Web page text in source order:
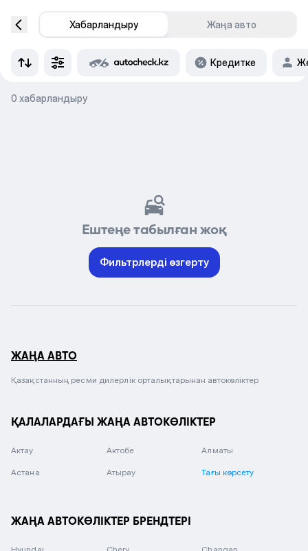
Хабарландыру Жаңа авто
Кредитке
0 хабарландыру
Ештеңе табылған жоқ
Фильтрлерді өзгерту
ЖАҢА АВТО
Қазақстанның ресми дилерлік орталықтарынан автокөліктер
ҚАЛАЛАРДАҒЫ ЖАҢА АВТОКӨЛІКТЕР
Актау Актобе Алматы
Астана Атырау Тағы көрсету
ЖАҢА АВТОКӨЛІКТЕР БРЕНДТЕРІ